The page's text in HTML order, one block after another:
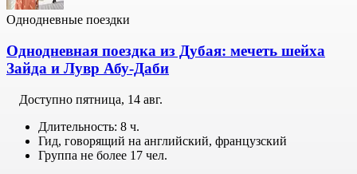
Однодневные поездки
Однодневная поездка из Дубая: мечеть шейха
Зайда и Лувр Абу-Даби
Доступно пятница, 14 авг.
Длительность: 8 ч.
Гид, говорящий на английский, французский
Группа не более 17 чел.